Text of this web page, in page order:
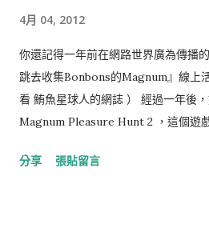
4月 04, 2012
你還記得一年前在網路世界廣為傳播
跳去收集Bonbons的Magnum』線上
看 鮪魚星球人的網誌 ） 經過一年後
Magnum Pleasure Hunt 2 ，這個遊
者溝通』的這件事。 首先，簡介一下
分享 張貼留言